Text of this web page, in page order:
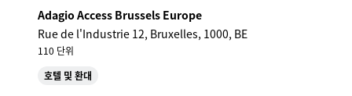
Adagio Access Brussels Europe​
Rue de l'Industrie 12, Bruxelles, 1000, BE
110 단위
호텔 및 환대